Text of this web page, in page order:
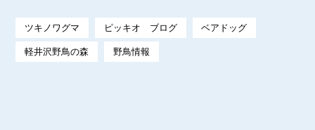
ツキノワグマ ピッキオ ブログ ベアドッグ
軽井沢野鳥の森 野鳥情報